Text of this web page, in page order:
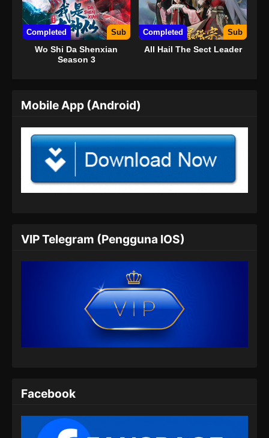
Completed Sub
Wo Shi Da Shenxian
Season 3
Completed Sub
All Hail The Sect Leader
Mobile App (Android)
VIP Telegram (Pengguna IOS)
Facebook